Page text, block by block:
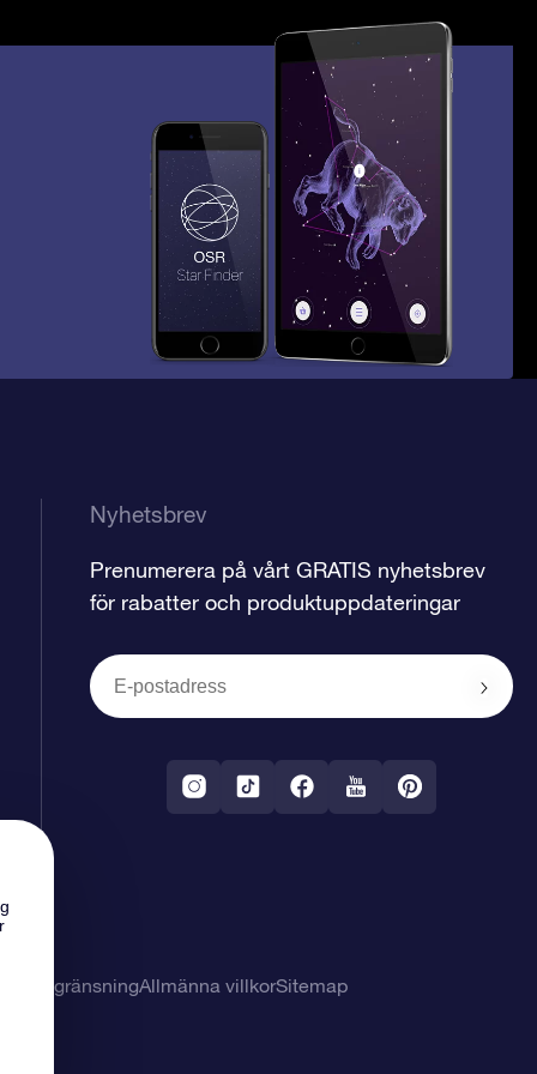
Nyhetsbrev
Prenumerera på vårt GRATIS nyhetsbrev
för rabatter och produktuppdateringar
Allmänna villkorSitemap